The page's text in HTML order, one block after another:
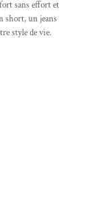
sans effort et
short, un jeans
style de vie.